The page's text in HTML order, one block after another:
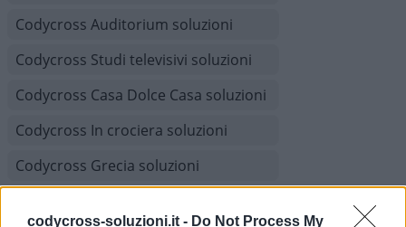
codycross-soluzioni.it - Do Not Process My
Codycross Auditorium soluzioni
Codycross Studi televisivi soluzioni
Codycross Casa Dolce Casa soluzioni
Codycross In crociera soluzioni
Codycross Grecia soluzioni
soluzioni